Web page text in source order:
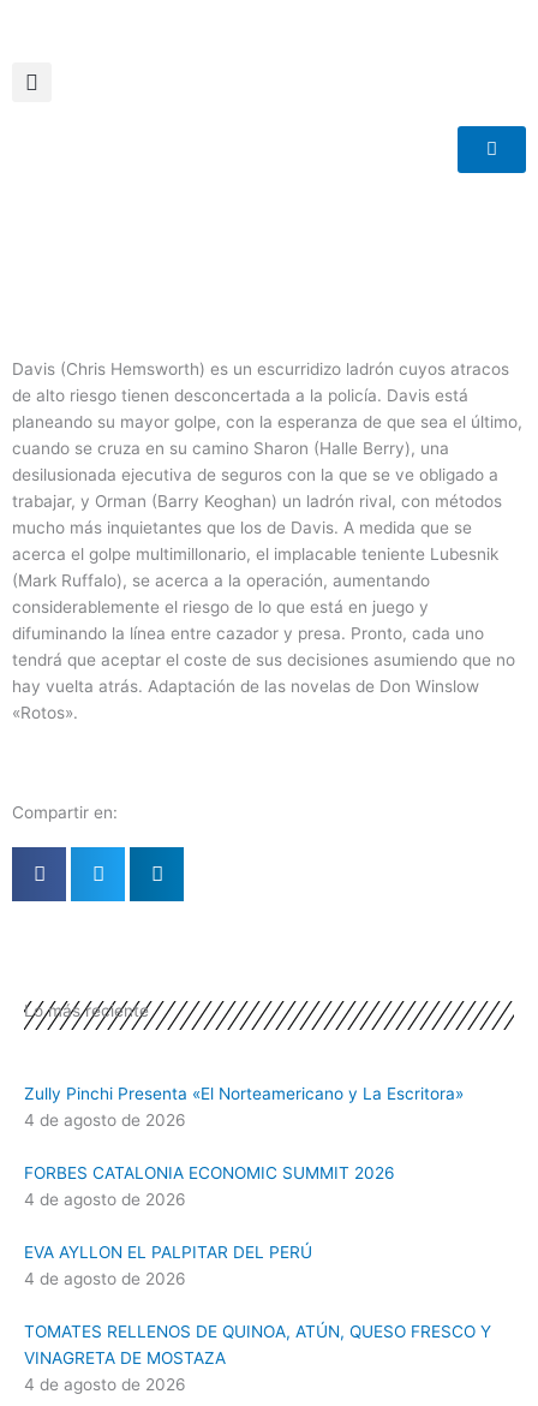
Davis (Chris Hemsworth) es un escurridizo ladrón cuyos atracos
de alto riesgo tienen desconcertada a la policía. Davis está
planeando su mayor golpe, con la esperanza de que sea el último,
cuando se cruza en su camino Sharon (Halle Berry), una
desilusionada ejecutiva de seguros con la que se ve obligado a
trabajar, y Orman (Barry Keoghan) un ladrón rival, con métodos
mucho más inquietantes que los de Davis. A medida que se
acerca el golpe multimillonario, el implacable teniente Lubesnik
(Mark Ruffalo), se acerca a la operación, aumentando
considerablemente el riesgo de lo que está en juego y
difuminando la línea entre cazador y presa. Pronto, cada uno
tendrá que aceptar el coste de sus decisiones asumiendo que no
hay vuelta atrás. Adaptación de las novelas de Don Winslow
«Rotos».
Compartir en:
Lo más reciente
Zully Pinchi Presenta «El Norteamericano y La Escritora»
4 de agosto de 2026
FORBES CATALONIA ECONOMIC SUMMIT 2026
4 de agosto de 2026
EVA AYLLON EL PALPITAR DEL PERÚ
4 de agosto de 2026
TOMATES RELLENOS DE QUINOA, ATÚN, QUESO FRESCO Y
VINAGRETA DE MOSTAZA
4 de agosto de 2026